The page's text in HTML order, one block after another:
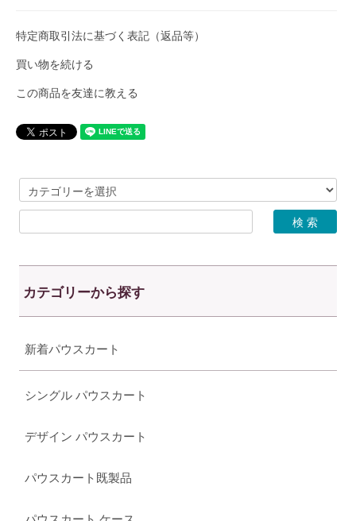
特定商取引法に基づく表記（返品等）
買い物を続ける
この商品を友達に教える
カテゴリーから探す
新着パウスカート
シングル パウスカート
デザイン パウスカート
パウスカート既製品